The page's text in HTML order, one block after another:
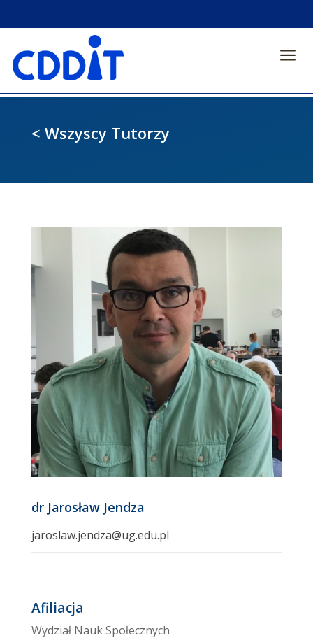
a
< Wszyscy Tutorzy
dr Jarosław Jendza
jaroslaw.jendza@ug.edu.pl
Afiliacja
Wydział Nauk Społecznych